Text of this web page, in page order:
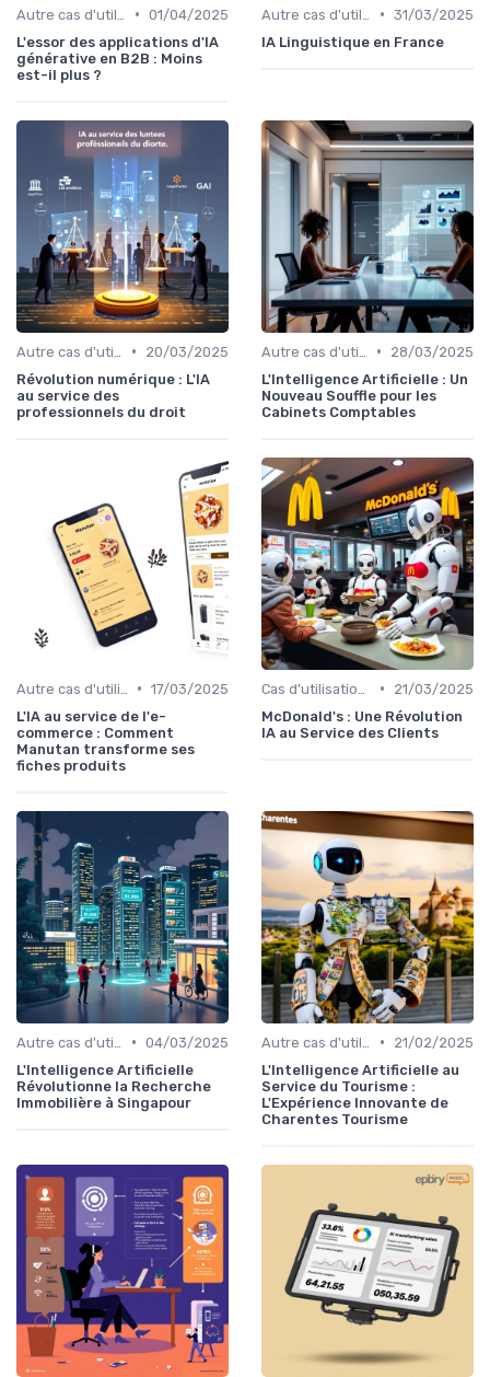
• 01/04/2025
L'essor des applications d'IA
générative en B2B : Moins
est-il plus ?
• 31/03/2025
IA Linguistique en France
•
20/03/2025
Révolution numérique : L'IA
au service des
professionnels du droit
•
28/03/2025
L'Intelligence Artificielle : Un
Nouveau Souffle pour les
Cabinets Comptables
• 17/03/2025
L'IA au service de l'e-
commerce : Comment
Manutan transforme ses
fiches produits
•
21/03/2025
McDonald's : Une Révolution
IA au Service des Clients
• 04/03/2025
L'Intelligence Artificielle
Révolutionne la Recherche
Immobilière à Singapour
•
21/02/2025
L'Intelligence Artificielle au
Service du Tourisme :
L'Expérience Innovante de
Charentes Tourisme